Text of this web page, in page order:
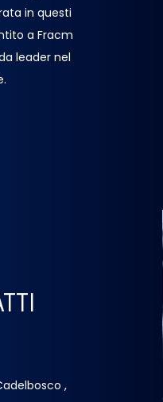
in questi
a Fracm
leader nel
,